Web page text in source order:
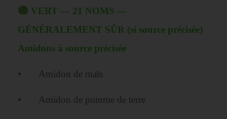
VERT — 21 NOMS —
GÉNÉRALEMENT SÛR (si source précisée)
Amidons à source précisée
• Amidon de maïs
• Amidon de pomme de terre